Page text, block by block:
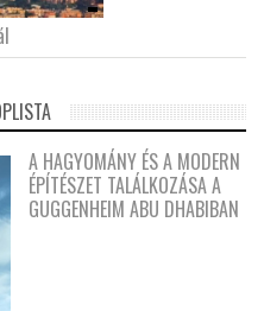
A HAGYOMÁNY ÉS A MODERN
ÉPÍTÉSZET TALÁLKOZÁSA A
GUGGENHEIM ABU DHABIBAN